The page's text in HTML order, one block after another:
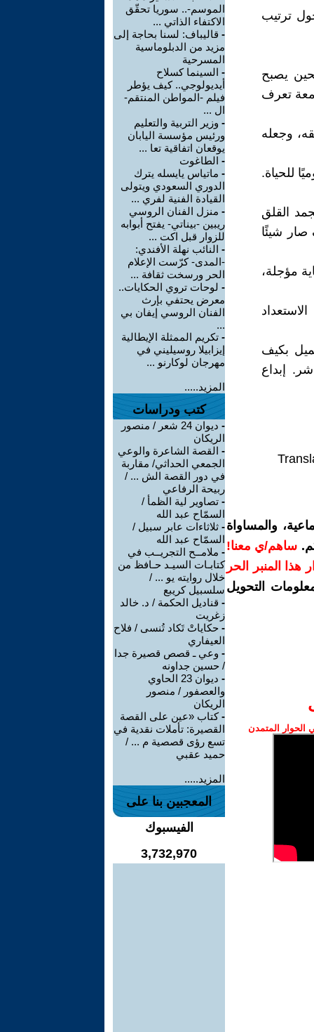
ترتيب
يصبح
تعرف
وجعله
للحياة.
القلق
صار شيئًا
مؤجلة،
بكيف
إبداع
والمساواة
ساهم/ي معنا!
هذا المنبر الحر
التحويل
المتمدن
الموسم-.. سوريا تحقّق
الاكتفاء الذاتي ...
- قاليباف: لسنا بحاجة إلى
مزيد من الدبلوماسية
المسرحية
- السينما كسلاح
أيديولوجي.. كيف يؤطر
فيلم -المواطن المنتقم-
ال ...
- وزير التربية والتعليم
ورئيس مؤسسة اليابان
يوقعان اتفاقية تعا ...
- الطاغوت
- ماتياس يايسله يترك
الدوري السعودي ويتولى
القيادة الفنية لفري ...
- منزل الفنان الروسي
ريبين -بيناتي- يفتح أبوابه
للزوار قبل اكت ...
- النائب نهلة الأفندي:
-المدى- كرّست الإعلام
الحر ورسخت ثقافة ...
- لوحات تروي الحكايات..
معرض يحتفي بإرث
الفنان الروسي إيفان بي
...
- تكريم الممثلة الإيطالية
إيزابيلا روسيليني في
مهرجان لوكارنو ...
المزيد.....
كتب ودراسات
-
ديوان 24 شعر / منصور
الريكان
- القصة الشاعرة والوعي
الجمعي الحداثي/ مقاربة
في دور القصة الش ... /
ربيحة الرفاعي
- تصاوير لية الظمأ /
السمّاح عبد الله
- ثلاثاءات عابر سبيل /
السمّاح عبد الله
- ملامــح التجريــب في
كتابـات السيـد حـافظ من
خلال روايته يو ... /
سلسبيل كريبع
- قناديل الحكمة / د. خالد
زغريت
- حكاياتْ تَكاد تُنسى / فلاح
العيفاري
- وعي ـ قصص قصيرة جدا
/ حسين جداونه
-
ديوان 23 الحاوي
والعصفور / منصور
الريكان
-كتاب «عين على القصة
القصيرة: تأملات نقدية في
تسع رؤى قصصية م ... /
حميد عقبي
المزيد.....
المعجبين بنا على
الفيسبوك
3,732,970